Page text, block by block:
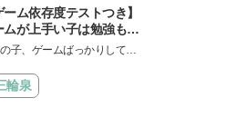
ーム依存度テストつき】
ムが上手い子は勉強もで
？御三家中高卒でゲーマ
ームしながら受験で勝
のメソッド
子、ゲームばっかりしてい
子どもとトラブルになる家
いもの。でも…
輪泉